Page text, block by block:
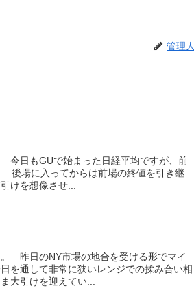
管理人
今日もGUで始まった日経平均ですが、前
後場に入ってからは前場の終値を引き継
けを想像させ...
昨日のNY市場の地合を受ける形でマイ
を通して非常に狭いレンジでの揉み合い相
大引けを迎えてい...